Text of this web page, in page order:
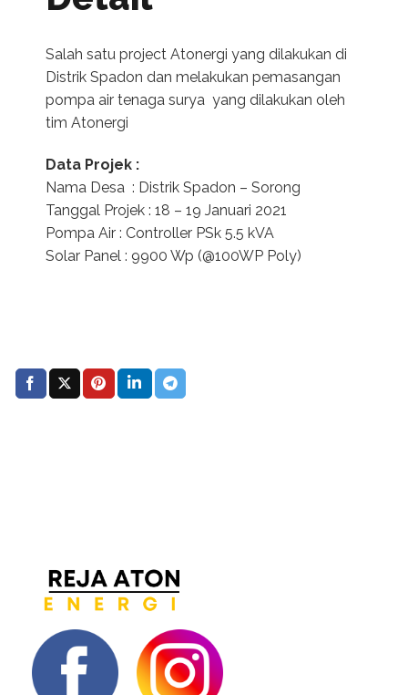
Salah satu project Atonergi yang dilakukan di
Distrik Spadon dan melakukan pemasangan
pompa air tenaga surya yang dilakukan oleh
tim Atonergi
Data Projek :
Nama Desa : Distrik Spadon – Sorong
Tanggal Projek : 18 – 19 Januari 2021
Pompa Air : Controller PSk 5.5 kVA
Solar Panel : 9900 Wp (@100WP Poly)